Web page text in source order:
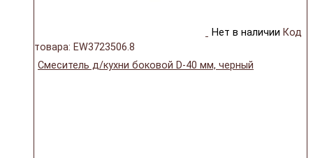
Нет в наличии Код
товара: EW3723506.8
Смеситель д/кухни боковой D-40 мм, черный